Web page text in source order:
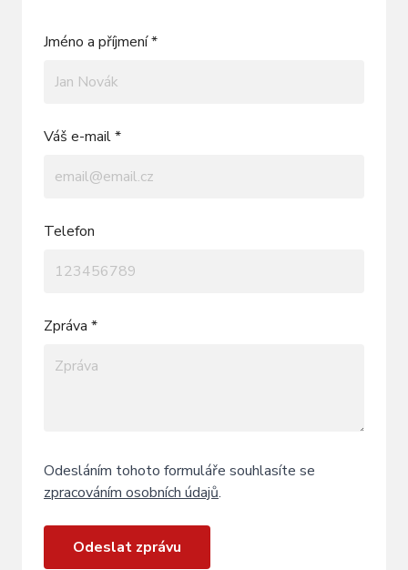
Jméno a příjmení *
Váš e-mail *
Telefon
Zpráva *
Odesláním tohoto formuláře souhlasíte se
zpracováním osobních údajů.
Odeslat zprávu